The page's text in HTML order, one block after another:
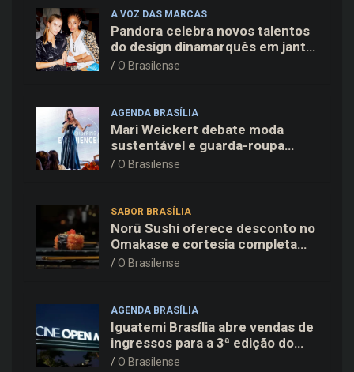
A VOZ DAS MARCAS
Pandora celebra novos talentos
do design dinamarquês em jantar
exclusivo no restaurante Daphne
O Brasilense
AGENDA BRASÍLIA
Mari Weickert debate moda
sustentável e guarda-roupa
inteligente no ParkShopping
O Brasilense
SABOR BRASÍLIA
Norū Sushi oferece desconto no
Omakase e cortesia completa
para os pais neste domingo
O Brasilense
AGENDA BRASÍLIA
Iguatemi Brasília abre vendas de
ingressos para a 3ª edição do
Cine Open Air
O Brasilense